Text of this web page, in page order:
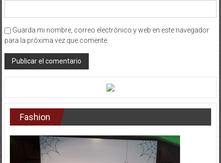
Guarda mi nombre, correo electrónico y web en este navegador
para la próxima vez que comente.
Fashion